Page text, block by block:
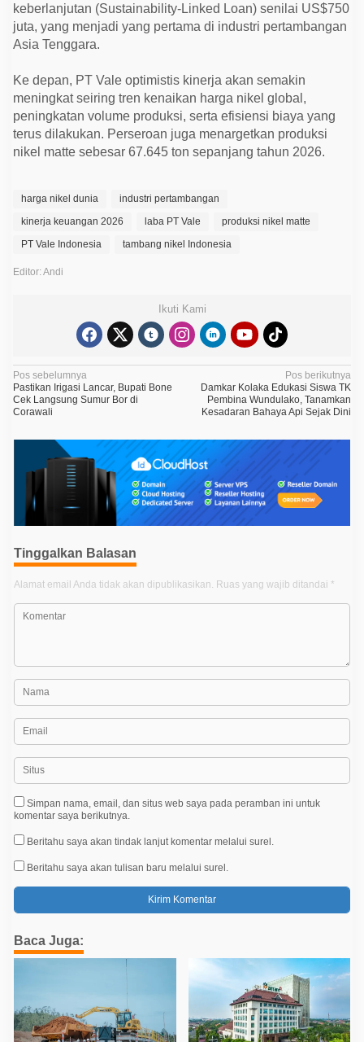
keberlanjutan (Sustainability-Linked Loan) senilai US$750
juta, yang menjadi yang pertama di industri pertambangan
Asia Tenggara.
Ke depan, PT Vale optimistis kinerja akan semakin
meningkat seiring tren kenaikan harga nikel global,
peningkatan volume produksi, serta efisiensi biaya yang
terus dilakukan. Perseroan juga menargetkan produksi
nikel matte sebesar 67.645 ton sepanjang tahun 2026.
harga nikel dunia
industri pertambangan
kinerja keuangan 2026
laba PT Vale
produksi nikel matte
PT Vale Indonesia
tambang nikel Indonesia
Editor: Andi
Ikuti Kami
N
a
v
i
i
p
o
s
Pos sebelumnya
Pastikan Irigasi Lancar, Bupati Bone
Cek Langsung Sumur Bor di
Corawali
Pos berikutnya
Damkar Kolaka Edukasi Siswa TK
Pembina Wundulako, Tanamkan
Kesadaran Bahaya Api Sejak Dini
Tinggalkan Balasan
Alamat email Anda tidak akan dipublikasikan. Ruas yang wajib ditandai *
Simpan nama, email, dan situs web saya pada peramban ini untuk
komentar saya berikutnya.
Beritahu saya akan tindak lanjut komentar melalui surel.
Beritahu saya akan tulisan baru melalui surel.
Baca Juga: